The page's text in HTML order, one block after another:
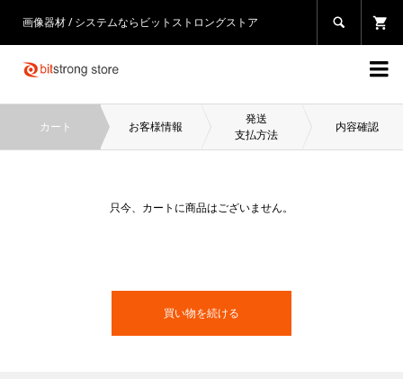
画像器材 / システムならビットストロングストア 

カート お客様情報
発送
支払方法
内容確認
只今、カートに商品はございません。